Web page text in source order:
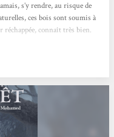
s’y rendre, au risque de
ces bois sont soumis à
réchappée, connaît très bien.
un véritable conte horrifique